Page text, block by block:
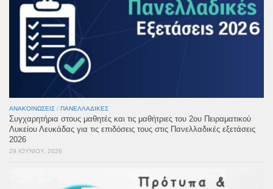
ΑΝΑΚΟΙΝΏΣΕΙΣ / ΠΑΝΕΛΛΑΔΙΚΈΣ
Συγχαρητήρια στους μαθητές και τις μαθήτριες του 2ου Πειραματικού
Λυκείου Λευκάδας για τις επιδόσεις τους στις Πανελλαδικές εξετάσεις
2026
29 ΙΟΥΝΊΟΥ, 2026